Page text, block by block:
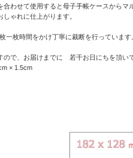
合わせて使用すると母子手帳ケースから
ゃれに仕上がります。
一枚時間をかけ丁寧に裁断を行っていま
ので、お届けまでに 若干お日にちを頂い
× 1.5cm